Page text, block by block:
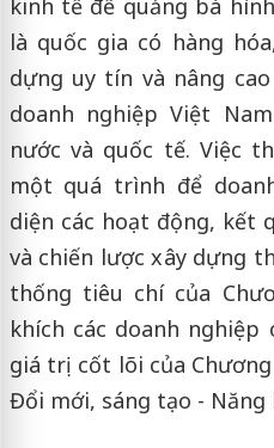
là quốc gia có hàng
dựng uy tín và nâng
doanh nghiệp Việt
nước và quốc tế. Việc
một quá trình để
diện các hoạt động, kết
và chiến lược xây dựng
thống tiêu chí của
khích các doanh
giá trị cốt lõi của
Đổi mới, sáng tạo -